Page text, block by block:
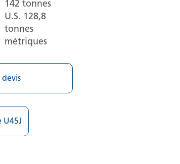
142 tonnes
U.S. 128,8
tonnes
métriques
U45J